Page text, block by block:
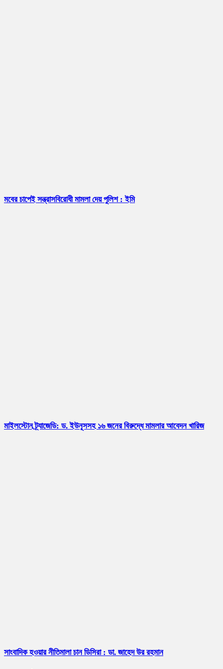
মবের চাপেই সন্ত্রাসবিরোধী মামলা দেয় পুলিশ : ইমি
মাইলস্টোন ট্র্যাজেডি: ড. ইউনূসসহ ১৬ জনের বিরুদ্ধে মামলার আবেদন খারিজ
সাংবাদিক হওয়ার নীতিমালা চান ডিসিরা : ডা. জাহেদ উর রহমান